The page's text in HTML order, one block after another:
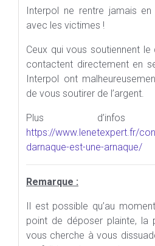
Interpol ne rentre jamais
avec les victimes !
Ceux qui vous soutiennent
contactent directement en
Interpol ont
de vous soutirer de l’argent.
Plus
https://www.lenetexpert.fr/
darnaque-est-une-arnaque/
Remarque :
Il est possible qu’au
point de déposer plainte, la
vous cherche à vous